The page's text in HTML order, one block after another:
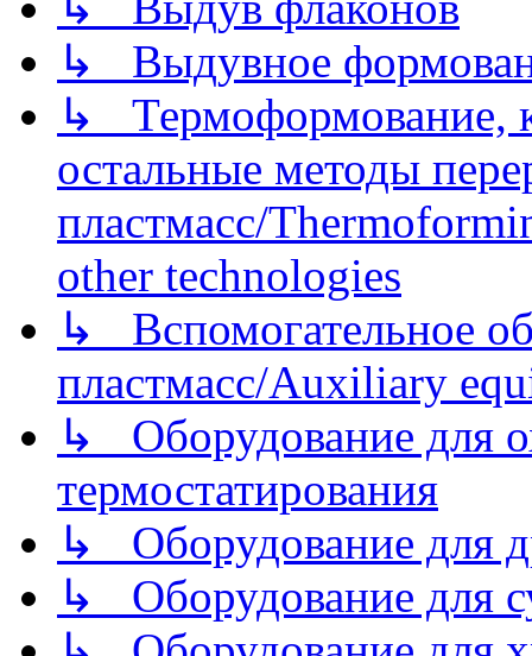
↳ Выдувное
↳ Термоформование,
остальные методы
пластмасс/
other technologies
↳ Вспомогательное
пластмасс/Auxiliary
↳ Оборудование для
термостатирования
↳ Оборудование для
↳ Оборудование для